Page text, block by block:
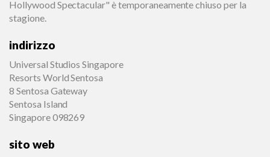
Hollywood Spectacular" è temporaneamente chiuso per la
stagione.
indirizzo
Universal Studios Singapore
Resorts World Sentosa
8 Sentosa Gateway
Sentosa Island
Singapore 098269
sito web